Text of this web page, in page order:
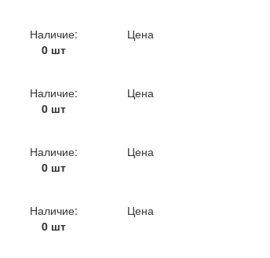
Наличие:
0 шт
Цена
Наличие:
0 шт
Цена
Наличие:
0 шт
Цена
Наличие:
0 шт
Цена